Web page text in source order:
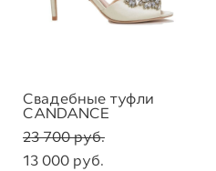
Свадебные туфли
CANDANCE
23 700 pуб.
13 000 pуб.